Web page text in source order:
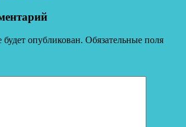
опубликован. Обязательные поля